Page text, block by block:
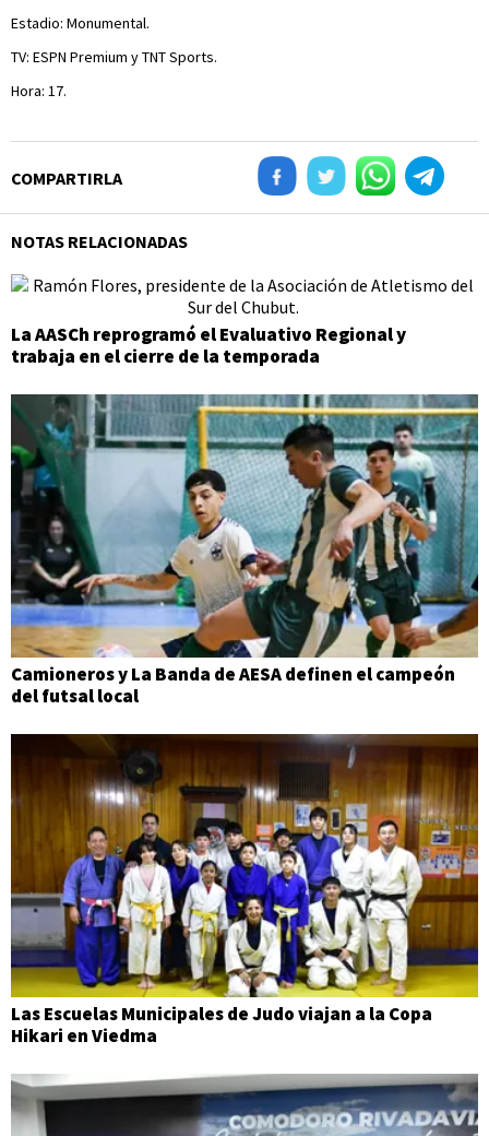
Estadio: Monumental.
TV: ESPN Premium y TNT Sports.
Hora: 17.
COMPARTIRLA
NOTAS RELACIONADAS
La AASCh reprogramó el Evaluativo Regional y
trabaja en el cierre de la temporada
Camioneros y La Banda de AESA definen el campeón
del futsal local
Las Escuelas Municipales de Judo viajan a la Copa
Hikari en Viedma